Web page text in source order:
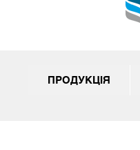
ПРОДУКЦІЯ